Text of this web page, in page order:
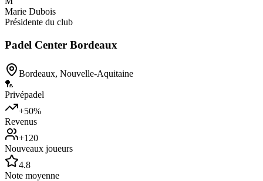
Marie Dubois
Présidente du club
Padel Center Bordeaux
Bordeaux, Nouvelle-Aquitaine
🏸
Privépadel
+50%
Revenus
+120
Nouveaux joueurs
4.8
Note moyenne